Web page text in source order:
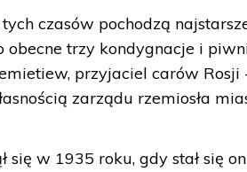
czasów pochodzą
obecne trzy kondygnacje i
przyjaciel carów Rosji
zarządu rzemiosła
się w 1935 roku, gdy stał się